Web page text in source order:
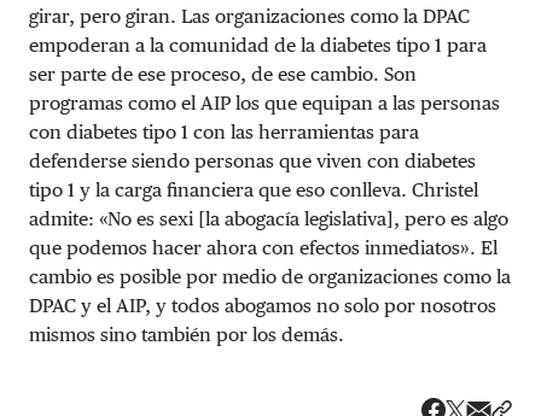
girar, pero giran. Las organizaciones como la DPAC
empoderan a la comunidad de la diabetes tipo 1 para
ser parte de ese proceso, de ese cambio. Son
programas como el AIP los que equipan a las personas
con diabetes tipo 1 con las herramientas para
defenderse siendo personas que viven con diabetes
tipo 1 y la carga financiera que eso conlleva. Christel
admite: «No es sexi [la abogacía legislativa], pero es algo
que podemos hacer ahora con efectos inmediatos». El
cambio es posible por medio de organizaciones como la
DPAC y el AIP, y todos abogamos no solo por nosotros
mismos sino también por los demás.